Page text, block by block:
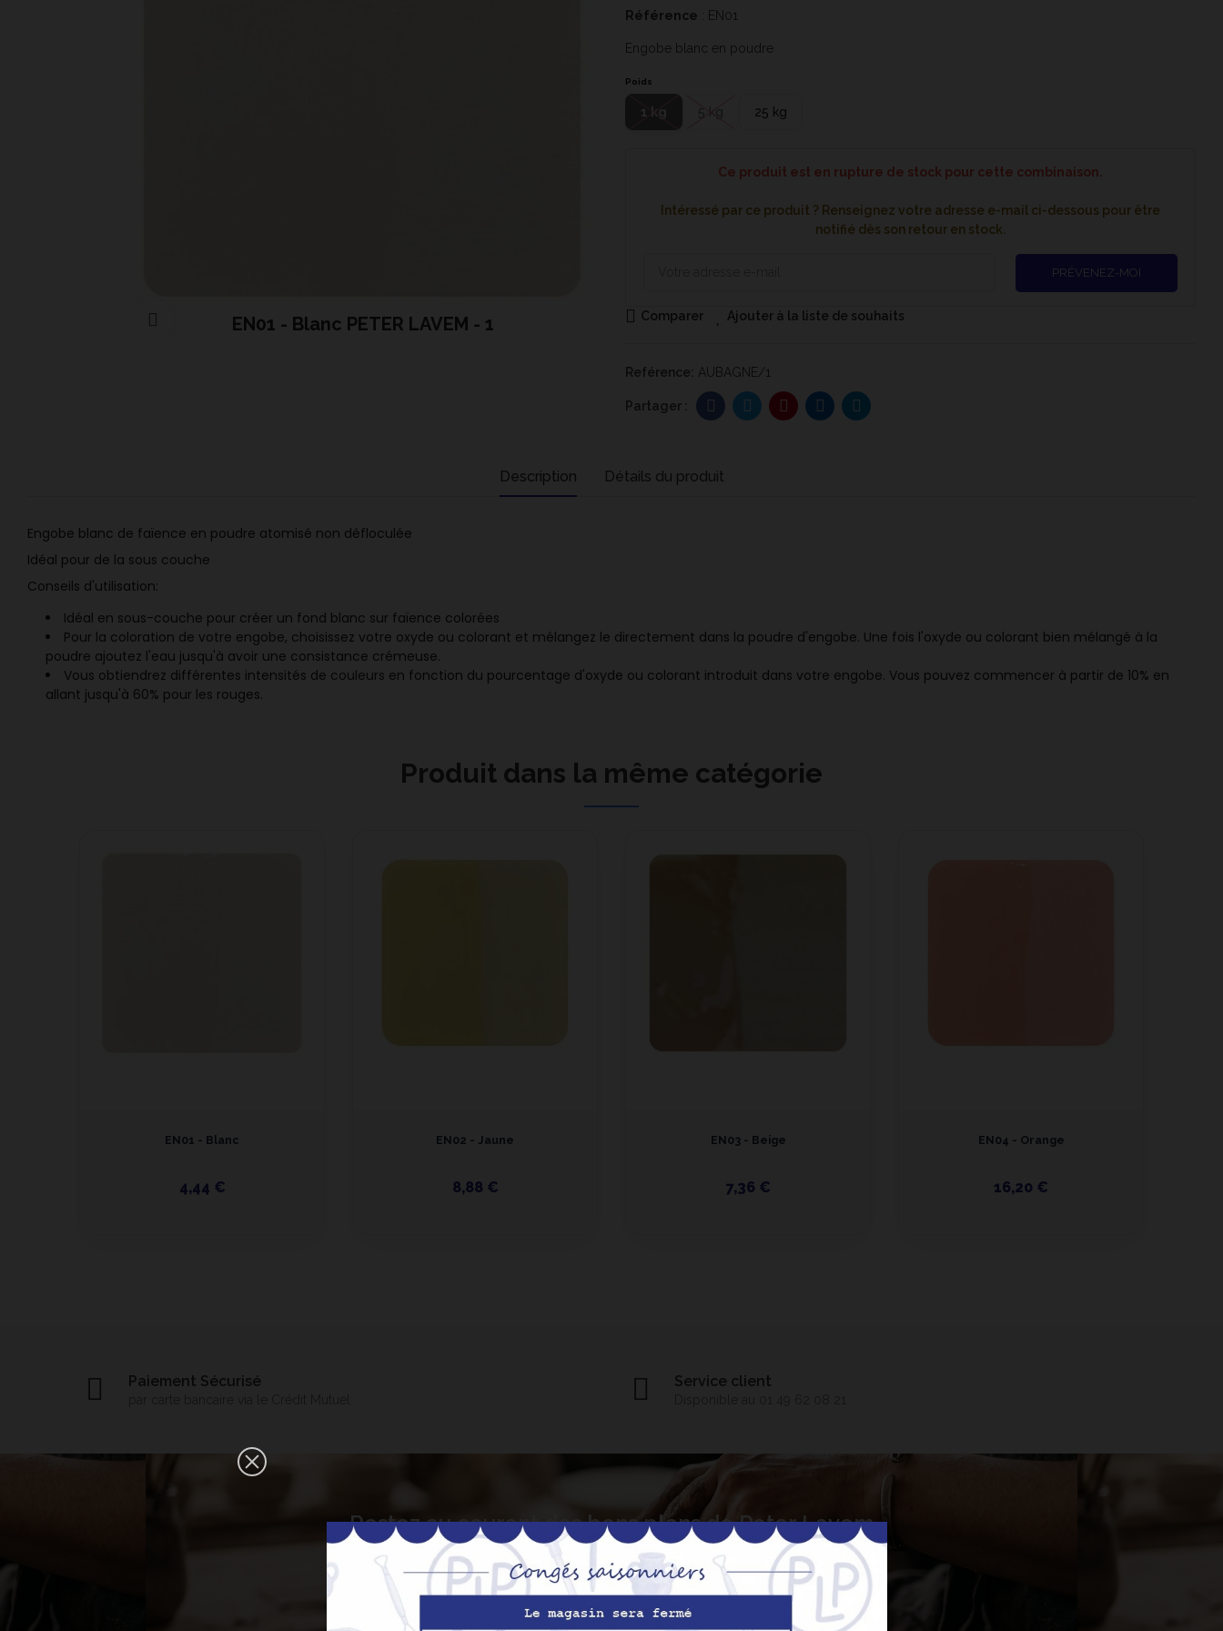
EN01 - Blanc PETER LAVEM - 1
Cliquer pour agrandir
Référence : EN01
Engobe blanc en poudre
Poids
25 kg
Ce produit est en rupture de stock pour cette combinaison.
Intéressé par ce produit ? Renseignez votre adresse e-mail ci-dessous pour être
notifié dès son retour en stock.
PRÉVENEZ-MOI
Comparer Ajouter à la liste de souhaits
Reférence: AUBAGNE/1
Description Détails du produit
Engobe blanc de faïence en poudre atomisé non défloculée
Idéal pour de la sous couche
Conseils d'utilisation:
Idéal en sous-couche pour créer un fond blanc sur faïence colorées
Pour la coloration de votre engobe, choisissez votre oxyde ou colorant et mélangez le directement dans la poudre d'engobe. Une fois l'oxyde ou colorant bien mélangé à la
poudre ajoutez l'eau jusqu'à avoir une consistance crémeuse.
Vous obtiendrez différentes intensités de couleurs en fonction du pourcentage d'oxyde ou colorant introduit dans votre engobe. Vous pouvez commencer à partir de 10% en
allant jusqu'à 60% pour les rouges.
Produit dans la même catégorie
EN01 - Blanc
4,44 €
EN02 - Jaune
8,88 €
EN03 - Beige
7,36 €
EN04 - Orange
16,20 €
Paiement Sécurisé Service client
Restez au courant des bons plans de Peter Lavem
S’abonner